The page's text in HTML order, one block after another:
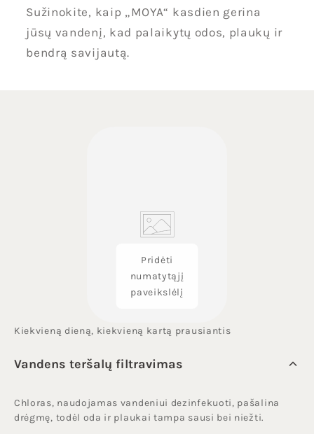
Sužinokite, kaip „MOYA“ kasdien gerina
jūsų vandenį, kad palaikytų odos, plaukų ir
bendrą savijautą.
Kiekvieną dieną, kiekvieną kartą prausiantis
Vandens teršalų filtravimas
Chloras, naudojamas vandeniui dezinfekuoti, pašalina
drėgmę, todėl oda ir plaukai tampa sausi bei niežti.
Pridėti
numatytąjį
paveikslėlį